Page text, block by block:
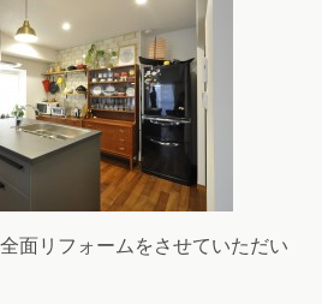
面リフォームをさせていただい